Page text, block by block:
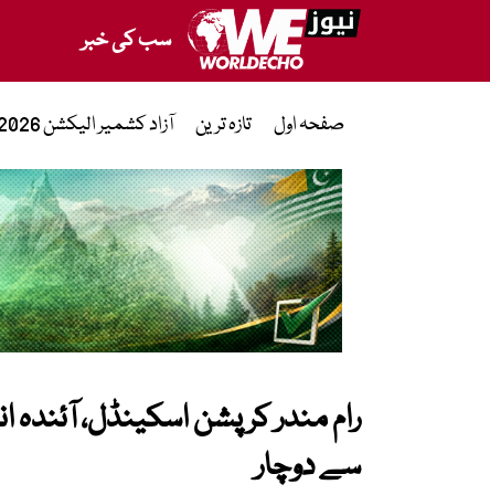
سب کی خبر
صفحہ اول تازہ ترین آزاد کشمیر الیکشن 2026
رام مندر کرپشن اسکینڈل،
سے دوچار